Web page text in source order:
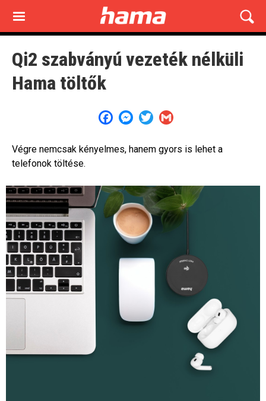
main
content
Qi2 szabványú vezeték nélküli
Hama töltők
FacebookMessenger
Twitter
Végre nemcsak kényelmes, hanem gyors is lehet a
telefonok töltése.